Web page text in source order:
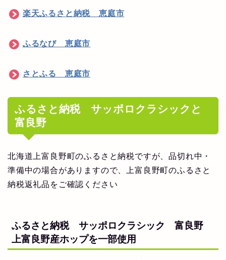
楽天ふるさと納税 恵庭市
ふるなび 恵庭市
さとふる 恵庭市
ふるさと納税 サッポロクラシックと
富良野
北海道上富良野町のふるさと納税ですが、品切れ中・
準備中の場合がありますので、上富良野町のふるさと
納税返礼品をご確認ください
ふるさと納税 サッポロクラシック 富良野
上富良野産ホップを一部使用